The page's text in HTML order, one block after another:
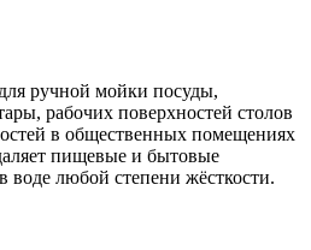
ручной мойки посуды,
рабочих поверхностей столов
в общественных помещениях
пищевые и бытовые
воде любой степени жёсткости.